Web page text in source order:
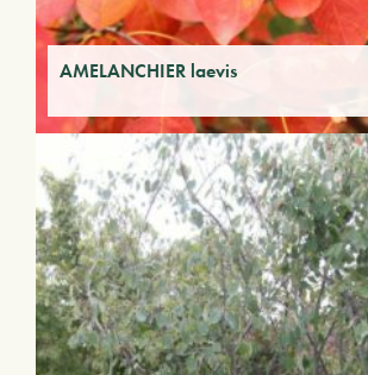
AMELANCHIER laevis